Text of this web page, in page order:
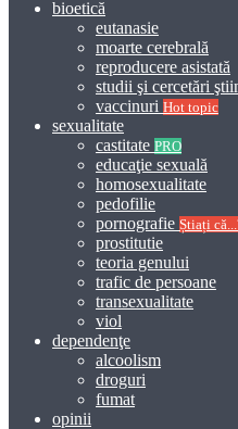
bioetică
eutanasie
moarte cerebrală
reproducere asistată
studii şi cercetări
vaccinuri Hot topic
sexualitate
castitate PRO
educaţie sexuală
homosexualitate
pedofilie
pornografie Știați
prostitutie
teoria genului
trafic de persoane
transexualitate
viol
dependenţe
alcoolism
droguri
fumat
opinii